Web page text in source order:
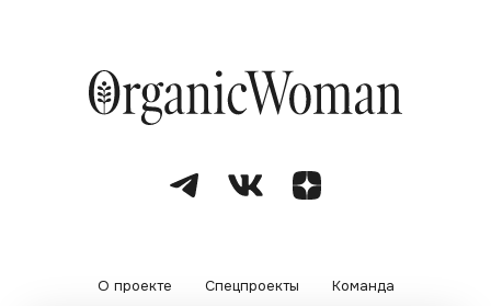
О проекте Спецпроекты Команда